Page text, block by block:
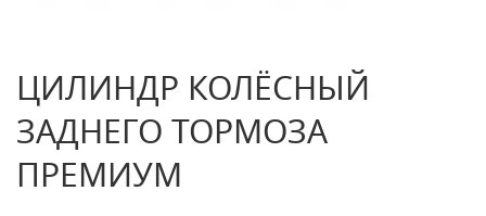
ЦИЛИНДР КОЛЁСНЫЙ
ЗАДНЕГО ТОРМОЗА
ПРЕМИУМ